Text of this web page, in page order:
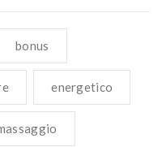
bonus
energetico